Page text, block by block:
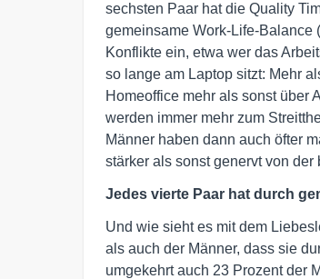
sechsten Paar hat die Quality
gemeinsame Work-Life-Balance
Konflikte ein, etwa wer das
so lange am Laptop sitzt: Mehr
Homeoffice mehr als sonst über
werden immer mehr zum
Männer haben dann auch öfter
stärker als sonst genervt von
Jedes vierte Paar hat durch
Und wie sieht es mit dem
als auch der Männer, dass sie
umgekehrt auch 23 Prozent der